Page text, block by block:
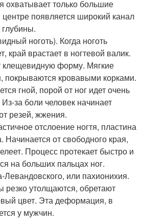
охватывает только большие
появляется широкий канал
ноготь). Когда ноготь
край врастает в ногтевой валик.
клещевидную форму. Мягкие
покрываются кровавыми корками.
гной, порой от ног идет очень
за боли человек начинает
резей, жжения.
отслоение ногтя, пластина
Начинается от свободного края,
Процесс протекает быстро и
на больших пальцах ног.
или пахионихия.
резко утолщаются, обретают
цвет. Эта деформация, в
у мужчин.